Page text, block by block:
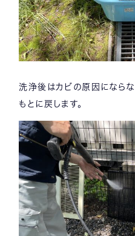
洗浄後はカビの原因にならな
もとに戻します。